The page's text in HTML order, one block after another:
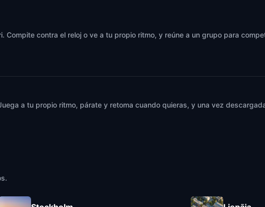
Compite contra el reloj o ve a tu propio ritmo, y reúne a un grupo para
a tu propio ritmo, párate y retoma cuando quieras, y una vez